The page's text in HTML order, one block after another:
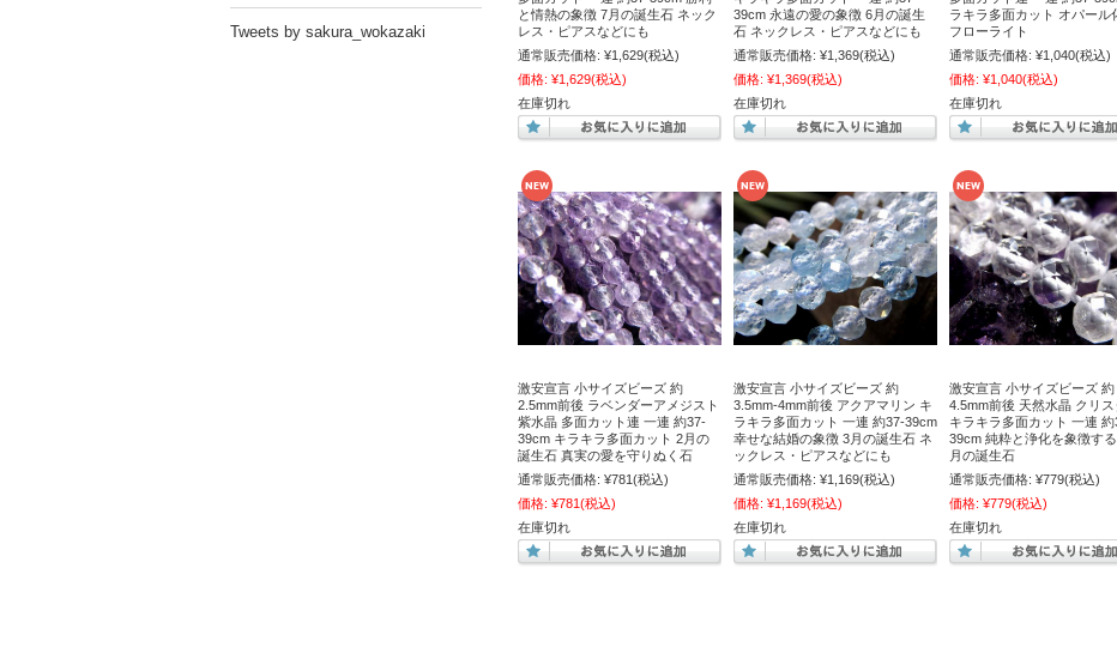
と情熱の象徴 7月の誕生石 ネック
レス・ピアスなどにも
通常販売価格: ¥1,629(税込)
価格: ¥1,629(税込)
在庫切れ
39cm 永遠の愛の象徴 6月の誕生
石 ネックレス・ピアスなどにも
通常販売価格: ¥1,369(税込)
価格: ¥1,369(税込)
在庫切れ
ラキラ多面カット オパール
フローライト
通常販売価格: ¥1,040(税込)
価格: ¥1,040(税込)
在庫切れ
激安宣言 小サイズビーズ 約
2.5mm前後 ラベンダーアメジスト
紫水晶 多面カット連 一連 約37-
39cm キラキラ多面カット 2月の
誕生石 真実の愛を守りぬく石
通常販売価格: ¥781(税込)
価格: ¥781(税込)
在庫切れ
激安宣言 小サイズビーズ 約
3.5mm-4mm前後 アクアマリン キ
ラキラ多面カット 一連 約37-39cm
幸せな結婚の象徴 3月の誕生石 ネ
ックレス・ピアスなどにも
通常販売価格: ¥1,169(税込)
価格: ¥1,169(税込)
在庫切れ
激安宣言 小サイズビーズ 約
4.5mm前後 天然水晶 クリ
キラキラ多面カット 一連
39cm 純粋と浄化を象徴す
月の誕生石
通常販売価格: ¥779(税込)
価格: ¥779(税込)
在庫切れ
Tweets by sakura_wokazaki